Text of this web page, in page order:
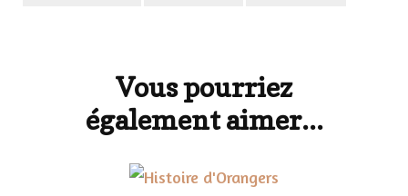
Vous pourriez
également aimer...